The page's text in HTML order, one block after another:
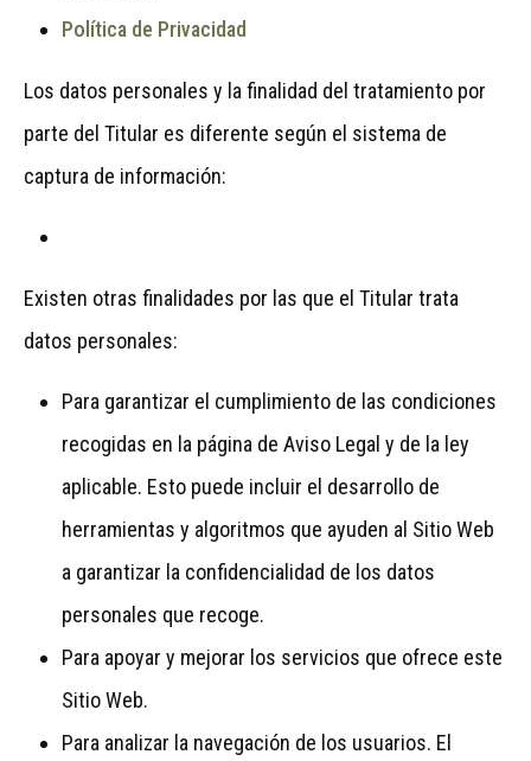
Política de Privacidad
Los datos personales y la finalidad del tratamiento por
parte del Titular es diferente según el sistema de
captura de información:
Existen otras finalidades por las que el Titular trata
datos personales:
Para garantizar el cumplimiento de las condiciones
recogidas en la página de Aviso Legal y de la ley
aplicable. Esto puede incluir el desarrollo de
herramientas y algoritmos que ayuden al Sitio Web
a garantizar la confidencialidad de los datos
personales que recoge.
Para apoyar y mejorar los servicios que ofrece este
Sitio Web.
Para analizar la navegación de los usuarios. El